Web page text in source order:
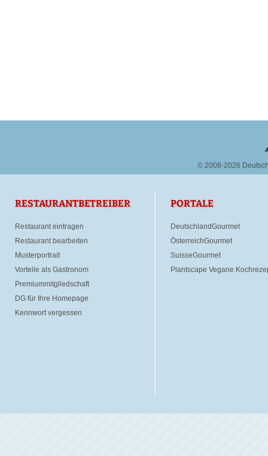
© 2008-2026
RESTAURANTBETREIBER
Restaurant eintragen
Restaurant bearbeiten
Musterportrait
Vorteile als Gastronom
Premiummitgliedschaft
DG für Ihre Homepage
Kennwort vergessen
PORTALE
DeutschlandGourmet
ÖsterreichGourmet
SuisseGourmet
Plantscape Vegane